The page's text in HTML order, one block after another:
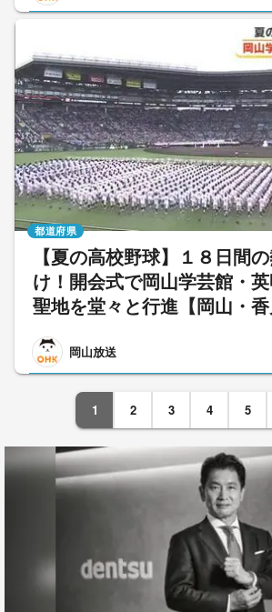
【夏の高校野球】１８日間
け！開会式で岡山学芸館・
聖地を堂々と行進【岡山・香
岡山放送
都道府県
1 2 3 4 5